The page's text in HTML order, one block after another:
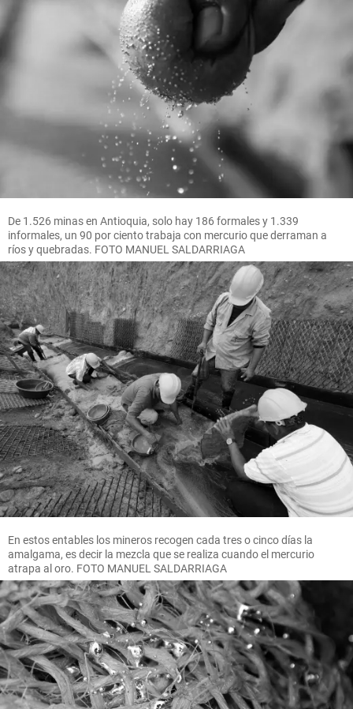
De 1.526 minas en Antioquia, solo hay 186 formales y 1.339
informales, un 90 por ciento trabaja con mercurio que derraman a
ríos y quebradas. FOTO MANUEL SALDARRIAGA
En estos entables los mineros recogen cada tres o cinco días la
amalgama, es decir la mezcla que se realiza cuando el mercurio
atrapa al oro. FOTO MANUEL SALDARRIAGA